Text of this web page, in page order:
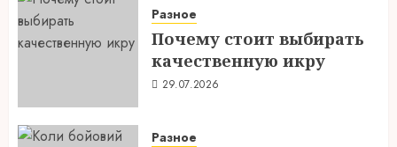
Разное
Почему стоит выбирать
качественную икру
29.07.2026
Разное